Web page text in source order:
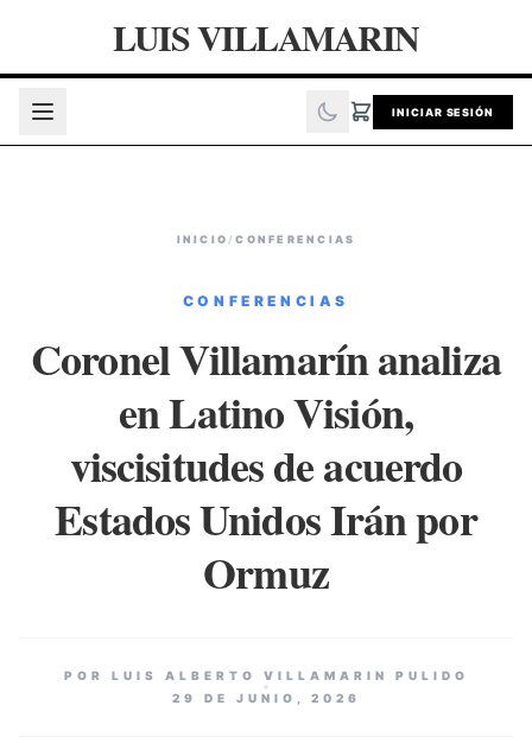
LUIS VILLAMARIN
INICIAR SESIÓN
INICIO /CONFERENCIAS
CONFERENCIAS
Coronel Villamarín analiza
en Latino Visión,
viscisitudes de acuerdo
Estados Unidos Irán por
Ormuz
POR LUIS ALBERTO VILLAMARIN PULIDO
29 DE JUNIO, 2026